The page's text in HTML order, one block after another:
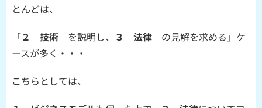
とんどは、
「２ 技術 を説明し、 ３ 法律 の見解を求める」ケ
ースが多く・・・
こちらとしては、